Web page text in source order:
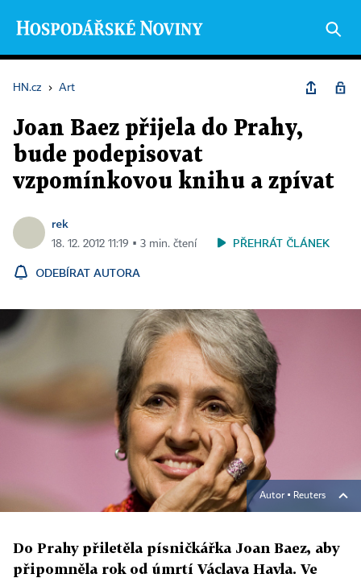
HN.cz › Art
Joan Baez přijela do Prahy,
bude podepisovat
vzpomínkovou knihu a zpívat
rek
18. 12. 2012 11:19 ▪ 3 min. čtení PŘEHRÁT ČLÁNEK
ODEBÍRAT AUTORA
Autor ▪ Reuters
Do Prahy přiletěla písničkářka Joan Baez, aby
připomněla rok od úmrtí Václava Havla. Ve